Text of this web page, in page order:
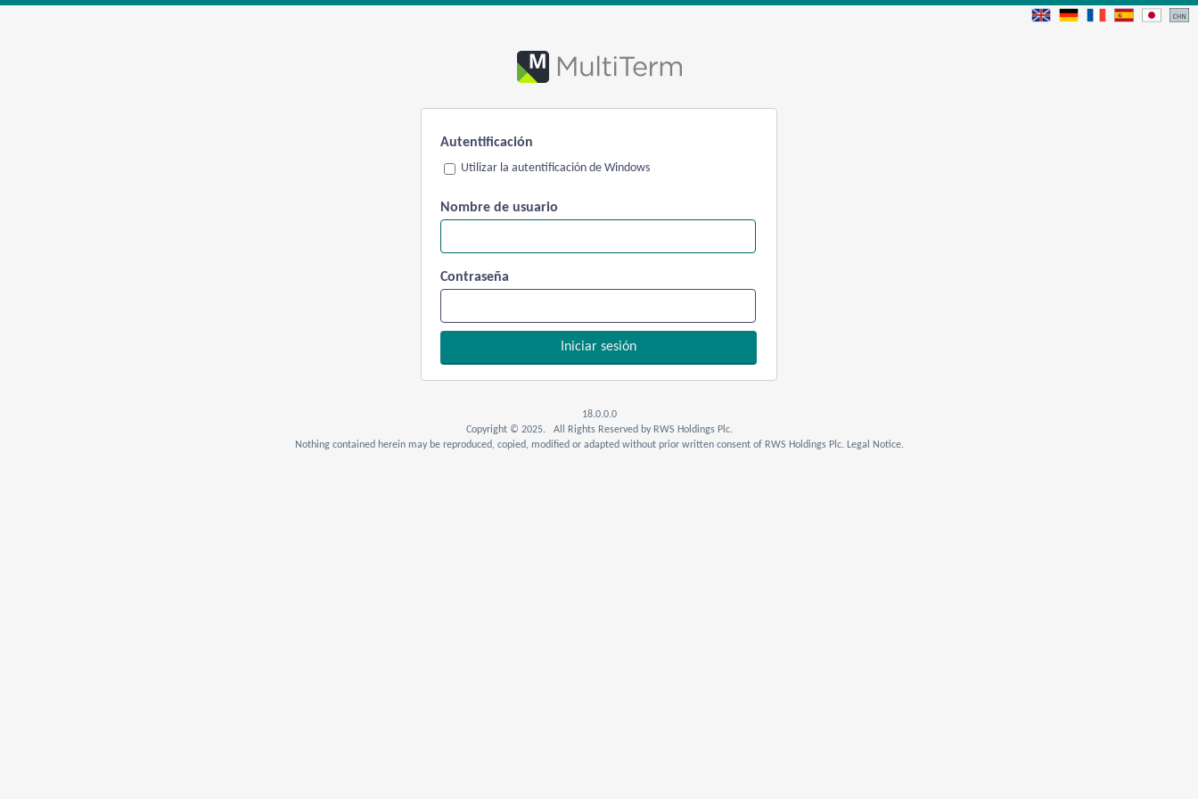
Autentificación
Utilizar la autentificación de Windows
Nombre de usuario
Contraseña
18.0.0.0
Copyright © 2025. All Rights Reserved by RWS Holdings Plc.
Nothing contained herein may be reproduced, copied, modified or adapted without prior written consent of RWS Holdings Plc. Legal Notice.